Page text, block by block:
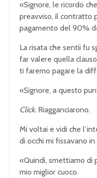
«Signore, le ricordo
preavviso, il contratto
pagamento del 90%
La risata che sentii fu
far valere quella
ti faremo pagare la
«Signore, a questo
Click. Riagganciarono.
Mi voltai e vidi che
di occhi mi fissavano
«Quindi, smettiamo di
mio miglior cuoco.